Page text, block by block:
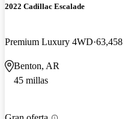
2022 Cadillac Escalade
Premium Luxury 4WD 63,458
Benton, AR
45 millas